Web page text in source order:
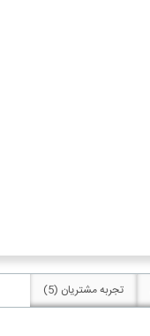
تجربه مشتریان (5)